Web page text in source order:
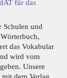
für das
und
das Vokabular
wird vom
Unsere
dem Verlag